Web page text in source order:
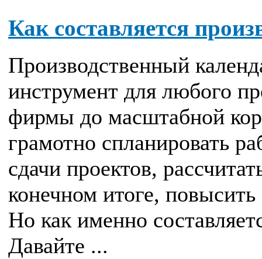
Как составляется
Производственный
инструмент для любого
фирмы до масштабной
грамотно спланировать
сдачи проектов,
конечном итоге,
Но как именно
Давайте ...